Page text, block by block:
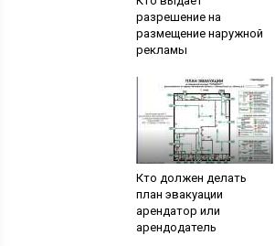
разрешение на
размещение наружной
рекламы
Кто должен делать
план эвакуации
арендатор или
арендодатель